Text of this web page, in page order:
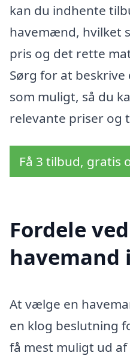
kan du indhente
havemænd, hvilket
pris og det rette
Sørg for at
som muligt, så du
relevante priser og
Få 3 tilbud, gratis
Fordele
havemand
At vælge en
en klog beslutning
få mest muligt ud af